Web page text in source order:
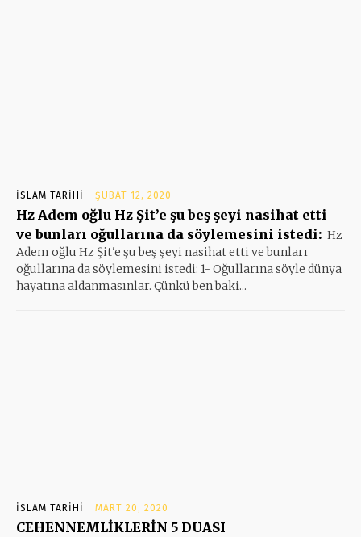
İSLAM TARIHI ŞUBAT 12, 2020
Hz Adem oğlu Hz Şit’e şu beş şeyi nasihat etti
ve bunları oğullarına da söylemesini istedi: Hz
Adem oğlu Hz Şit'e şu beş şeyi nasihat etti ve bunları
oğullarına da söylemesini istedi: 1- Oğullarına söyle dünya
hayatına aldanmasınlar. Çünkü ben baki...
İSLAM TARIHI MART 20, 2020
CEHENNEMLİKLERİN 5 DUASI